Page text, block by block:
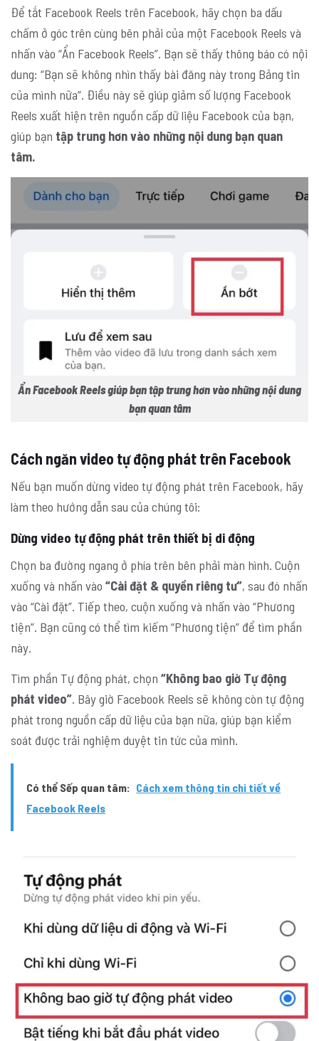
Để tắt Facebook Reels trên Facebook, hãy chọn ba dấu
chấm ở góc trên cùng bên phải của một Facebook Reels và
nhấn vào “Ẩn Facebook Reels”. Bạn sẽ thấy thông báo có nội
dung: “Bạn sẽ không nhìn thấy bài đăng này trong Bảng tin
của mình nữa”. Điều này sẽ giúp giảm số lượng Facebook
Reels xuất hiện trên nguồn cấp dữ liệu Facebook của bạn,
giúp bạn tập trung hơn vào những nội dung bạn quan
tâm.
Ẩn Facebook Reels giúp bạn tập trung hơn vào những nội dung
bạn quan tâm
Cách ngăn video tự động phát trên Facebook
Nếu bạn muốn dừng video tự động phát trên Facebook, hãy
làm theo hướng dẫn sau của chúng tôi:
Dừng video tự động phát trên thiết bị di động
Chọn ba đường ngang ở phía trên bên phải màn hình. Cuộn
xuống và nhấn vào “Cài đặt & quyền riêng tư”, sau đó nhấn
vào “Cài đặt”. Tiếp theo, cuộn xuống và nhấn vào “Phương
tiện”. Bạn cũng có thể tìm kiếm “Phương tiện” để tìm phần
này.
Tìm phần Tự động phát, chọn “Không bao giờ Tự động
phát video”. Bây giờ Facebook Reels sẽ không còn tự động
phát trong nguồn cấp dữ liệu của bạn nữa, giúp bạn kiểm
soát được trải nghiệm duyệt tin tức của mình.
Có thể Sếp quan tâm: Cách xem thông tin chi tiết về
Facebook Reels